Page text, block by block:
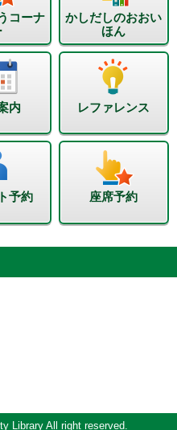
コーナ
かしだしのおおい
ほん
内 レファレンス
予約 座席予約
Library All right reserved.